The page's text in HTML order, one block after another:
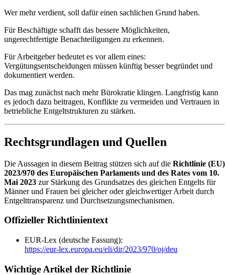
Wer mehr verdient, soll dafür einen sachlichen Grund haben.
Für Beschäftigte schafft das bessere Möglichkeiten,
ungerechtfertigte Benachteiligungen zu erkennen.
Für Arbeitgeber bedeutet es vor allem eines:
Vergütungsentscheidungen müssen künftig besser begründet und
dokumentiert werden.
Das mag zunächst nach mehr Bürokratie klingen. Langfristig kann
es jedoch dazu beitragen, Konflikte zu vermeiden und Vertrauen in
betriebliche Entgeltstrukturen zu stärken.
Rechtsgrundlagen und Quellen
Die Aussagen in diesem Beitrag stützen sich auf die Richtlinie (EU)
2023/970 des Europäischen Parlaments und des Rates vom 10.
Mai 2023 zur Stärkung des Grundsatzes des gleichen Entgelts für
Männer und Frauen bei gleicher oder gleichwertiger Arbeit durch
Entgelttransparenz und Durchsetzungsmechanismen.
Offizieller Richtlinientext
EUR-Lex (deutsche Fassung):
https://eur-lex.europa.eu/eli/dir/2023/970/oj/deu
Wichtige Artikel der Richtlinie